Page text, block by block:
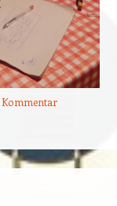
Kommentar